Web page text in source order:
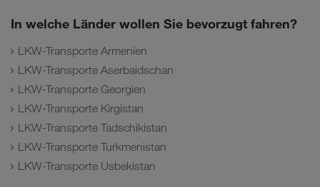
In welche Länder wollen Sie bevorzugt fahren?
LKW-Transporte Armenien
LKW-Transporte Aserbaidschan
LKW-Transporte Georgien
LKW-Transporte Kirgistan
LKW-Transporte Tadschikistan
LKW-Transporte Turkmenistan
LKW-Transporte Usbekistan